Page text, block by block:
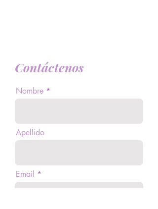
Contáctenos
Nombre
Apellido
Email